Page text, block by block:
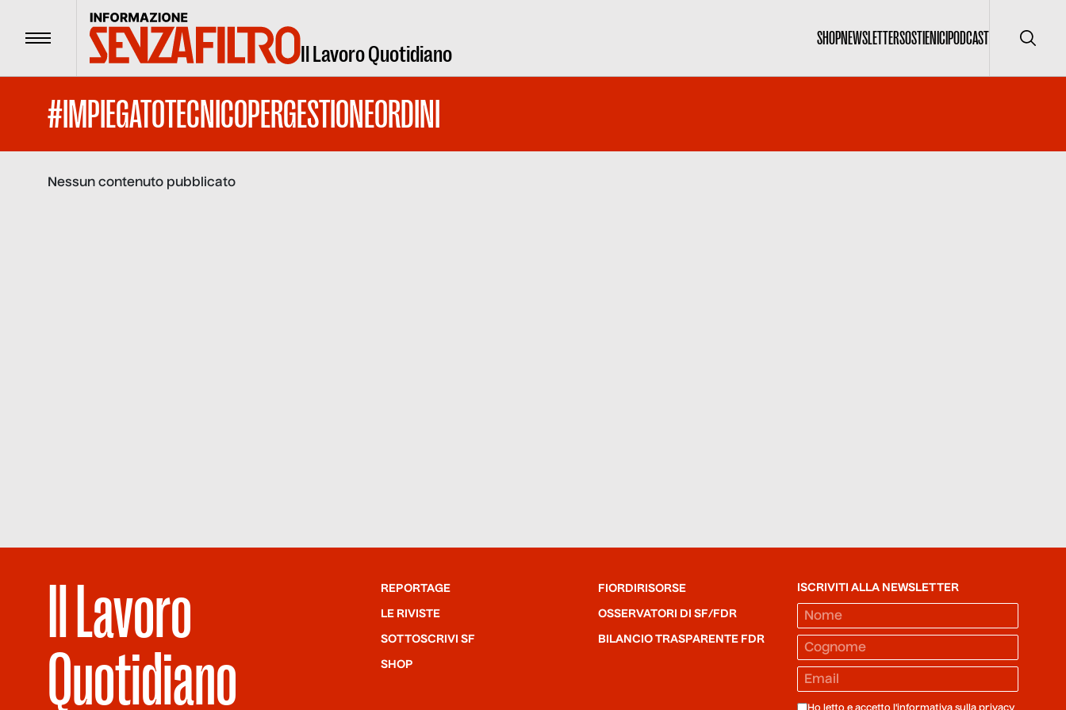
Menu Il Lavoro Quotidiano
SHOPNEWSLETTERSOSTIENICIPODCAST Cerca
#IMPIEGATOTECNICOPERGESTIONEORDINI
Nessun contenuto pubblicato
Il Lavoro
Quotidiano
REPORTAGE
LE RIVISTE
SOTTOSCRIVI SF
SHOP
FIORDIRISORSE
OSSERVATORI DI SF/FDR
BILANCIO TRASPARENTE FDR
ISCRIVITI ALLA NEWSLETTER